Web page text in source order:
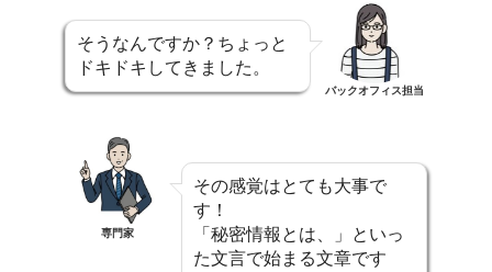
そうなんですか？ちょっと
ドキドキしてきました。
バックオフィス担当
専門家
その感覚はとても大事で
す！
「秘密情報とは、」といっ
た文言で始まる文章です